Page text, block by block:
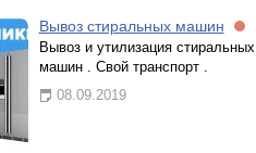
Вывоз стиральных машин
Вывоз и утилизация стиральных
машин . Свой транспорт .
08.09.2019